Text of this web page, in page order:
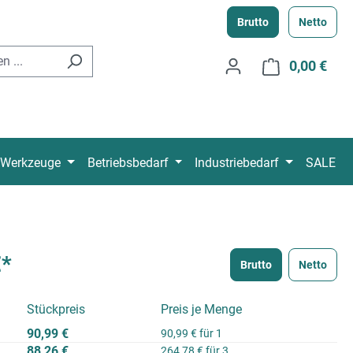
Brutto Netto
0,00 €
Werkzeuge Betriebsbedarf Industriebedarf SALE
Brutto Netto
Stückpreis
Preis je Menge
90,99 €
90,99 € für 1